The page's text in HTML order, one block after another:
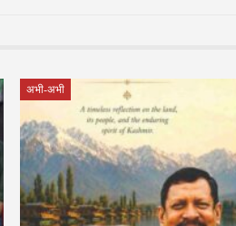
अभी-अभी